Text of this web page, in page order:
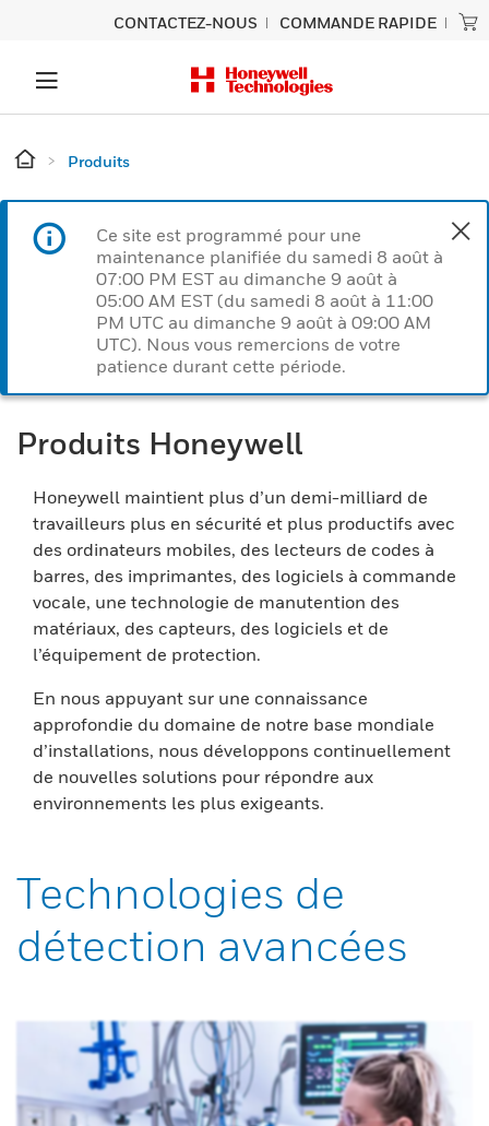
CONTACTEZ-NOUS COMMANDE RAPIDE
Produits
Ce site est programmé pour une
maintenance planifiée du samedi 8 août à
07:00 PM EST au dimanche 9 août à
05:00 AM EST (du samedi 8 août à 11:00
PM UTC au dimanche 9 août à 09:00 AM
UTC). Nous vous remercions de votre
patience durant cette période.
Produits Honeywell
Honeywell maintient plus d’un demi-milliard de
travailleurs plus en sécurité et plus productifs avec
des ordinateurs mobiles, des lecteurs de codes à
barres, des imprimantes, des logiciels à commande
vocale, une technologie de manutention des
matériaux, des capteurs, des logiciels et de
l’équipement de protection.
En nous appuyant sur une connaissance
approfondie du domaine de notre base mondiale
d’installations, nous développons continuellement
de nouvelles solutions pour répondre aux
environnements les plus exigeants.
Technologies de
détection avancées